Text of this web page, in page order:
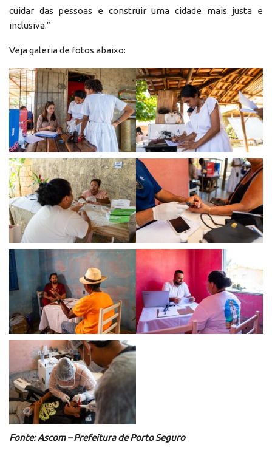
cuidar das pessoas e construir uma cidade mais justa e
inclusiva.”
Veja galeria de fotos abaixo:
Fonte: Ascom – Prefeitura de Porto Seguro